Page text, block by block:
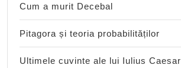
Cum a murit Decebal
Pitagora și teoria probabilităților
Ultimele cuvinte ale lui Iulius Caesar